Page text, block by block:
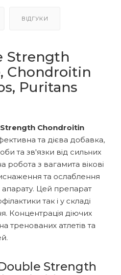
ВІДГУКИ
Strength
Chondroitin
Puritans
Chondroitin
та дієва добавка,
та зв'язки від сильних
робота з вагамита вікові
та ослаблення
Цей препарат
так і у складі
Концентрація діючих
тренованих атлетів та
Strength